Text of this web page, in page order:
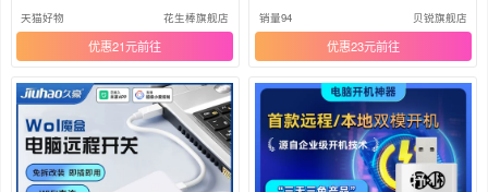
远程监控远程WOL唤醒控制电脑
远控挂机玩游戏
天猫好物 花生棒旗舰店
优惠21元
程监控远程WOL唤醒控制电脑远
控挂机玩游戏
销量94 贝锐旗舰店
优惠23元